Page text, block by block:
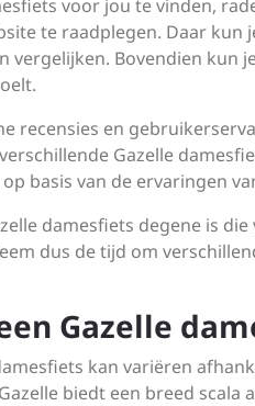
voor jou te vinden,
te raadplegen. Daar
vergelijken. Bovendien kun
recensies en
Gazelle
basis van de ervaringen
damesfiets degene is
dus de tijd om
Gazelle
kan variëren
biedt een breed